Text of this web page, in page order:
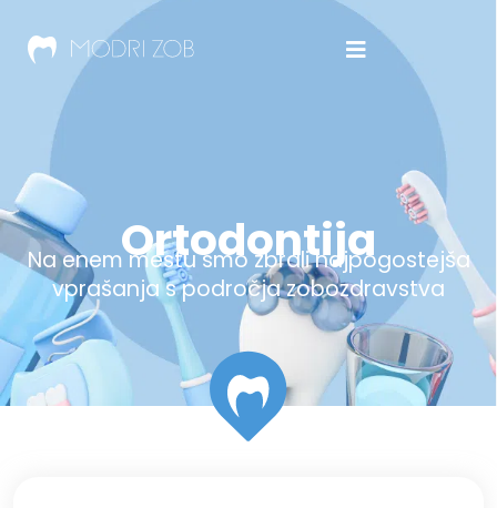
Ortodontija
Na enem mestu smo zbrali najpogostejša
vprašanja s področja zobozdravstva